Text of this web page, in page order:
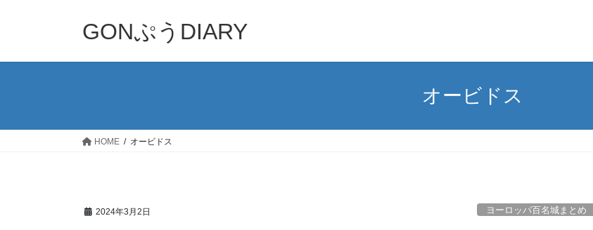
GONぷうDIARY
オービドス
HOME オービドス
2024年3月2日 ヨーロッパ百名城まとめ